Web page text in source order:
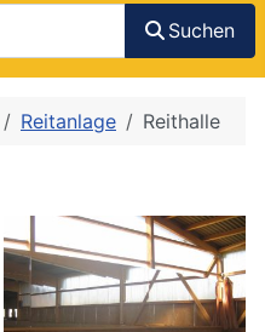
Suchen
Reitanlage Reithalle